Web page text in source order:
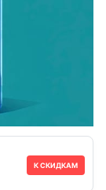
К СКИДКАМ